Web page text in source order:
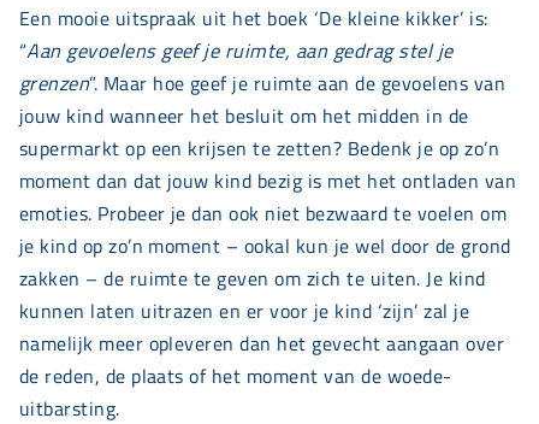
Een mooie uitspraak uit het boek ‘De kleine kikker’ is:
“Aan gevoelens geef je ruimte, aan gedrag stel je
grenzen”. Maar hoe geef je ruimte aan de gevoelens van
jouw kind wanneer het besluit om het midden in de
supermarkt op een krijsen te zetten? Bedenk je op zo’n
moment dan dat jouw kind bezig is met het ontladen van
emoties. Probeer je dan ook niet bezwaard te voelen om
je kind op zo’n moment – ookal kun je wel door de grond
zakken – de ruimte te geven om zich te uiten. Je kind
kunnen laten uitrazen en er voor je kind ‘zijn’ zal je
namelijk meer opleveren dan het gevecht aangaan over
de reden, de plaats of het moment van de woede-
uitbarsting.